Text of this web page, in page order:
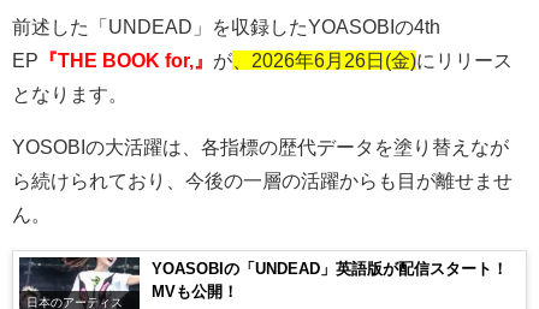
前述した「 UNDEAD 」を収録したYOASOBI の4th
EP 『THE BOOK for,』 が 、2026年6月26日(金)にリリース
となります。
YOSOBI の大活躍は、各指標の歴代データを塗り替えなが
ら続けられており、今後の一層の活躍からも目が離せませ
ん。
日本のアーティス
YOASOBIの「UNDEAD」英語版が配信スタート！
MVも公開！